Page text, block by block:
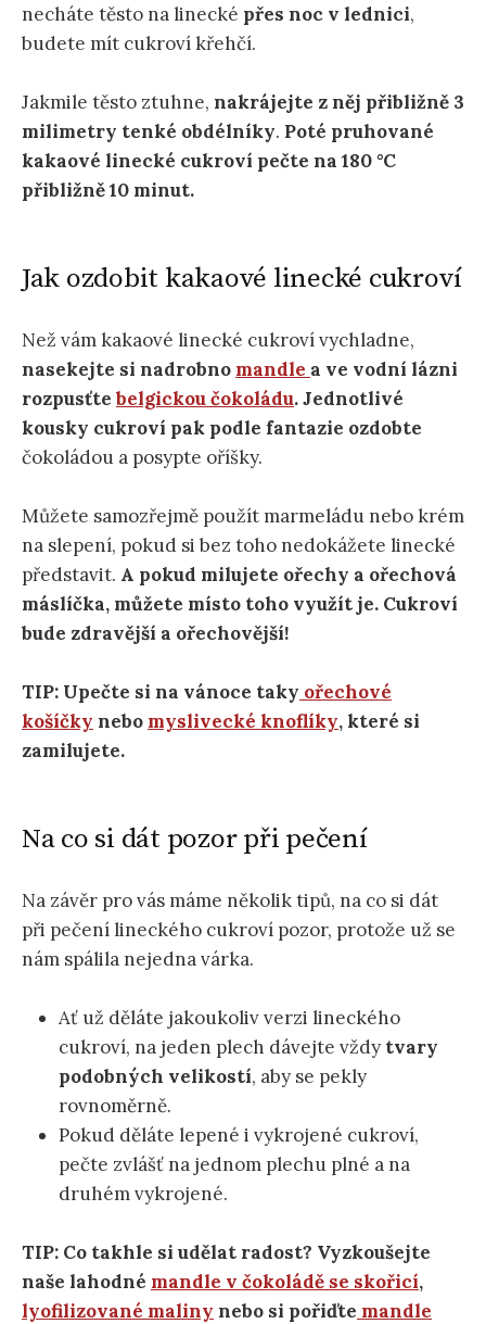
necháte těsto na linecké přes noc v lednici,
budete mít cukroví křehčí.
Jakmile těsto ztuhne, nakrájejte z něj přibližně 3
milimetry tenké obdélníky. Poté pruhované
kakaové linecké cukroví pečte na 180 °C
přibližně 10 minut.
Jak ozdobit kakaové linecké cukroví
Než vám kakaové linecké cukroví vychladne,
nasekejte si nadrobno mandle a ve vodní lázni
rozpusťtebelgickou čokoládu. Jednotlivé
kousky cukroví pak podle fantazie ozdobte
čokoládou a posypte oříšky.
Můžete samozřejmě použít marmeládu nebo krém
na slepení, pokud si bez toho nedokážete linecké
představit. A pokud milujete ořechy a ořechová
máslíčka, můžete místo toho využít je. Cukroví
bude zdravější a ořechovější!
TIP: Upečte si na vánoce taky ořechové
košíčky nebo myslivecké knoflíky, které si
zamilujete.
Na co si dát pozor při pečení
Na závěr pro vás máme několik tipů, na co si dát
při pečení lineckého cukroví pozor, protože už se
nám spálila nejedna várka.
Ať už děláte jakoukoliv verzi lineckého
cukroví, na jeden plech dávejte vždy tvary
podobných velikostí, aby se pekly
rovnoměrně.
Pokud děláte lepené i vykrojené cukroví,
pečte zvlášť na jednom plechu plné a na
druhém vykrojené.
TIP: Co takhle si udělat radost? Vyzkoušejte
naše lahodné mandle v čokoládě se skořicí,
lyofilizované maliny nebo si pořiďte mandle